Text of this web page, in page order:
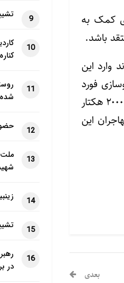
کمک به
باشد.
وارد این
شرکت خودروسازی فورد
دستمزد کارگران را دو برابر کرد و به ۵ دلار در روز رساند. ساخت کارخانه فورد روژ، یک کارخانه مونتاژ خودرو به مساحت ۲۰۰۰ هکتار
این
بعدی
9
10
11
12
13
14
15
16
در